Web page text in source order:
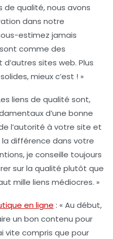
de qualité, nous avons
dans notre
estimez jamais
comme des
sites web. Plus
mieux c’est ! »
liens de qualité sont,
d’une bonne
l’autorité à votre site et
différence dans votre
je conseille toujours
sur la qualité plutôt que
mille liens médiocres. »
en ligne : « Au début,
un bon contenu pour
vite compris que pour